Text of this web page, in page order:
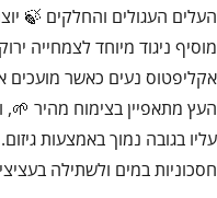
העלים העגולים והחלקים 🍃
מוסיף ניגוד מיוחד לצמחייה
אקליפטוס נעים כאשר מועכים
העץ מתאפיין בצימוח מהיר 🌱,
עליו בגובה נמוך באמצעות
חסכוניות במים ולשתילה בעציצים גדולים 🪴